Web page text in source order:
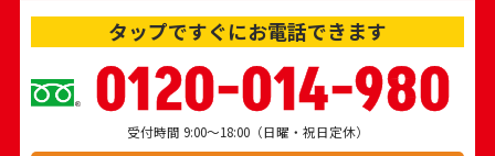
タップですぐにお電話できます
0120-014-980
受付時間 9:00～18:00（日曜・祝日定休）